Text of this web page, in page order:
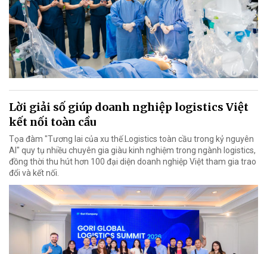
Lời giải số giúp doanh nghiệp logistics Việt
kết nối toàn cầu
Tọa đàm "Tương lai của xu thế Logistics toàn cầu trong kỷ nguyên
AI" quy tụ nhiều chuyên gia giàu kinh nghiệm trong ngành logistics,
đồng thời thu hút hơn 100 đại diện doanh nghiệp Việt tham gia trao
đổi và kết nối.